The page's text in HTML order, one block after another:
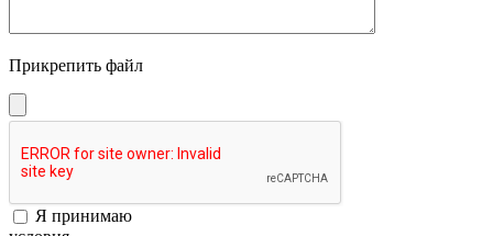
Прикрепить файл
Я принимаю